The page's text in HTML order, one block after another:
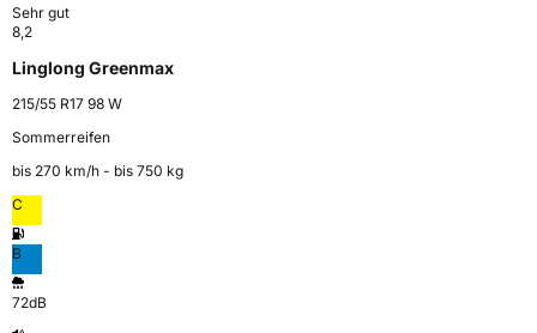
Sehr gut
8,2
Linglong Greenmax
215/55 R17 98 W
Sommerreifen
bis 270 km⁠/⁠h - bis 750 kg
C
B
72dB